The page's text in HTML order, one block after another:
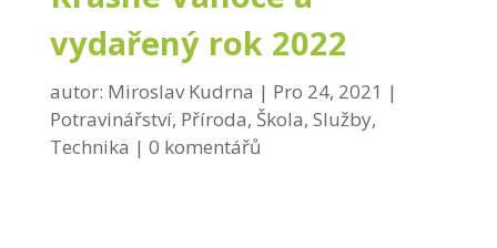
vydařený rok 2022
autor: Miroslav Kudrna
Pro 24, 2021
Potravinářství, Příroda, Škola, Služby,
Technika
0 komentářů